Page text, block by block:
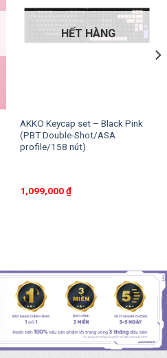
HẾT HÀNG
AKKO Keycap set – Black Pink
(PBT Double-Shot/ASA
profile/158 nút)
1,099,000₫